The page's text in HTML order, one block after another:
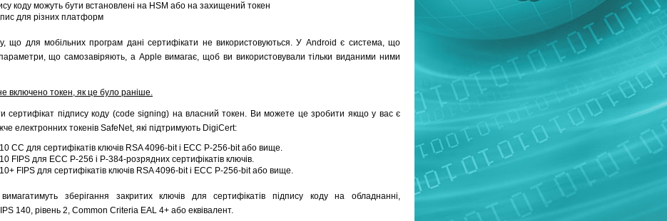
коду можуть бути встановлені на HSM або на захищений токен
для різних платформ
що для мобільних програм дані сертифікати не використовуються. У Android є система, що
параметри, що самозавіряють, а Apple вимагає, щоб ви використовували тільки виданими ними
включено токен, як це було раніше.
сертифікат підпису коду (code signing) на власний токен. Ви можете це зробити якщо у вас є
електронних токенів SafeNet, які підтримують DigiCert:
CC для сертифікатів ключів RSA 4096-bit і ECC P-256-bit або вище.
FIPS для ECC P-256 і P-384-розрядних сертифікатів ключів.
FIPS для сертифікатів ключів RSA 4096-bit і ECC P-256-bit або вище.
зберігання закритих ключів для сертифікатів підпису коду на обладнанні,
140, рівень 2, Common Criteria EAL 4+ або еквівалент.